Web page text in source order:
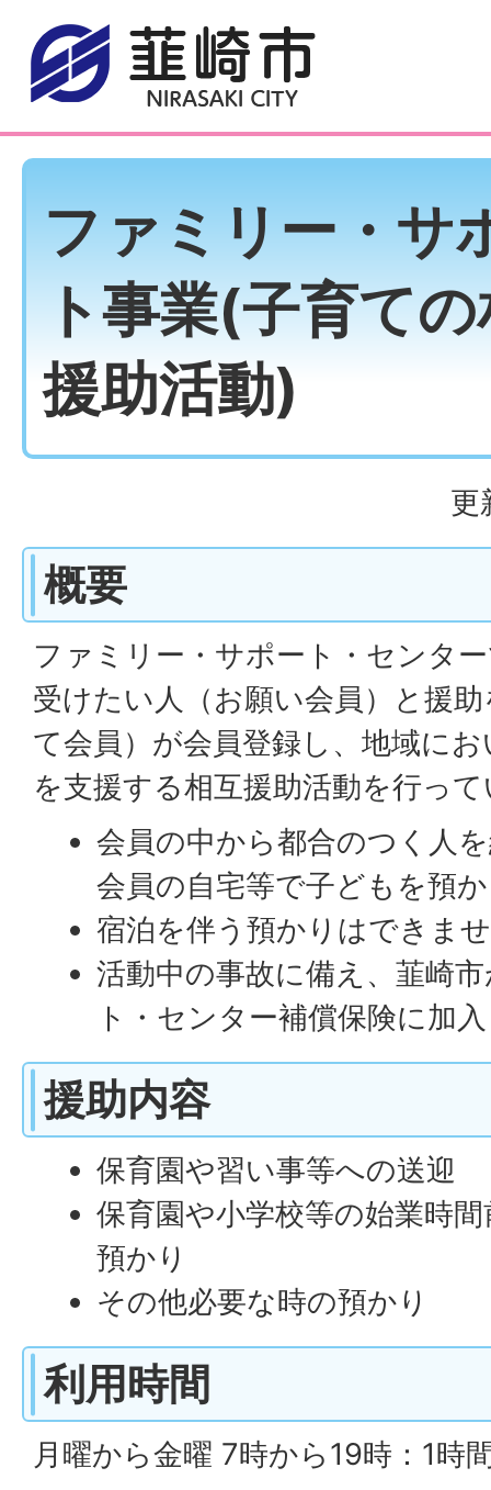
ファミリー・サ
ト事業(子育ての
援助活動)
更
概要
ファミリー・サポート・センタ
受けたい人（お願い会員）と援
て会員）が会員登録し、地域に
を支援する相互援助活動を行っ
会員の中から都合のつく人
会員の自宅等で子どもを預
宿泊を伴う預かりはできま
活動中の事故に備え、韮崎
ト・センター補償保険に加
援助内容
保育園や習い事等への送迎
保育園や小学校等の始業時
預かり
その他必要な時の預かり
利用時間
月曜から金曜 7時から19時：1時